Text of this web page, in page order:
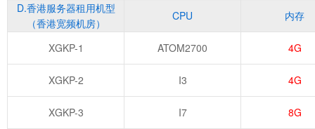
D.香港服务器租用机型
（香港宽频机房）
CPU 内存
XGKP-1 ATOM2700 4G
XGKP-2 I3 4G
XGKP-3 I7 8G